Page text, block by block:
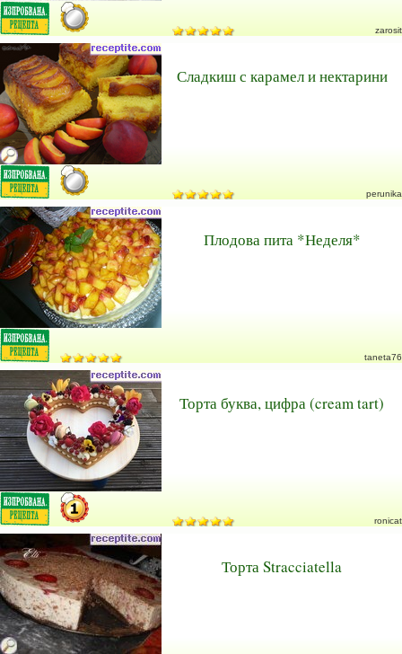
zarosit
Сладкиш с карамел и нектарини
perunika
Плодова пита *Неделя*
taneta76
Торта буква, цифра (cream tart)
ronicat
Торта Stracciatella